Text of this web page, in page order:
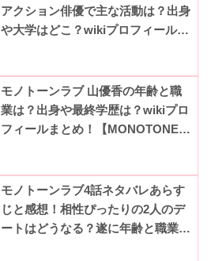
アクション俳優で主な活動は？出身
や大学はどこ？wikiプロフィールま
モノトーンラブ 山優香の年齢と職
業は？出身や最終学歴は？wikiプロ
フィールまとめ！【MONOTONE
モノトーンラブ4話ネタバレあらす
じと感想！相性ぴったりの2人のデ
ートはどうなる？遂に年齢と職業発